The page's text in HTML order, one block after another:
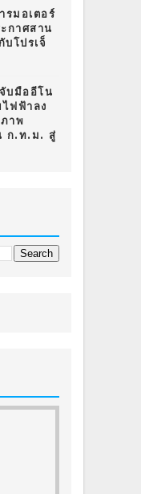
รมอเตอร์
กาศสาน
โปรเจ็
บมืออีโน
ฟฟ้าลง
าพ
ก.ท.ม. สู่